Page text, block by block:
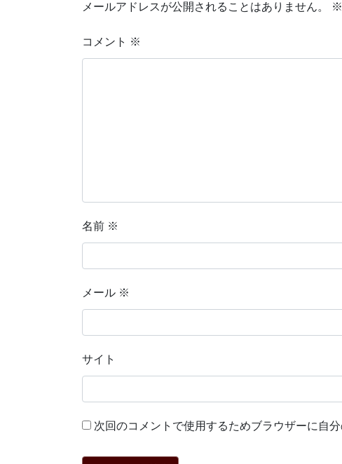
メールアドレスが公開されることはありません。 ※
コメント ※
名前 ※
メール ※
サイト
次回のコメントで使用するためブラウザーに自